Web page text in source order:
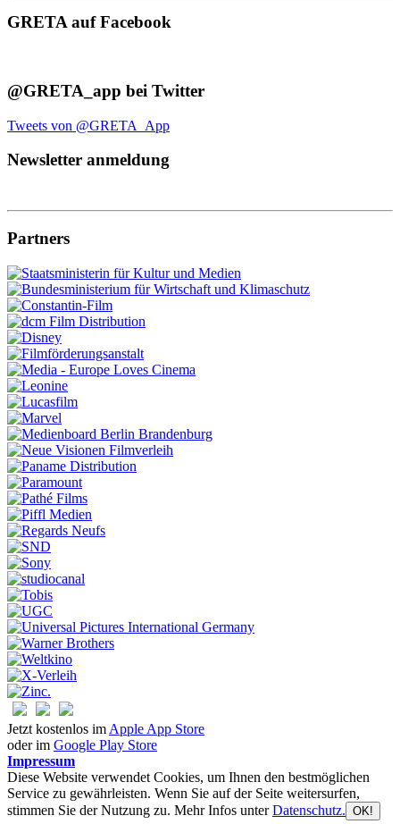
GRETA auf Facebook
@GRETA_app bei Twitter
Tweets von @GRETA_App
Newsletter anmeldung
Partners
Jetzt kostenlos im Apple App Store
oder im Google Play Store
Impressum
Diese Website verwendet Cookies, um Ihnen den bestmöglichen
Service zu gewährleisten. Wenn Sie auf der Seite weitersurfen,
stimmen Sie der Nutzung zu. Mehr Infos unterDatenschutz. OK!